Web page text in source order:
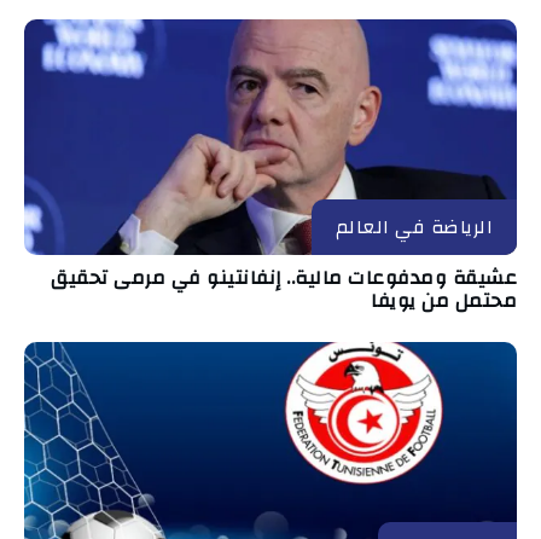
الرياضة في العالم
عشيقة ومدفوعات مالية.. إنفانتينو في مرمى تحقيق
محتمل من يويفا